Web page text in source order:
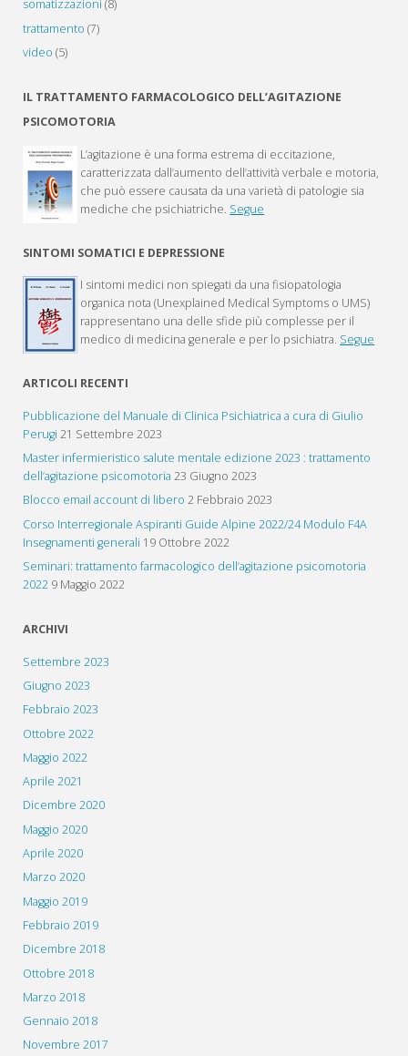
somatizzazioni (8)
trattamento (7)
video (5)
IL TRATTAMENTO FARMACOLOGICO DELL’AGITAZIONE
PSICOMOTORIA
L’agitazione è una forma estrema di eccitazione,
caratterizzata dall’aumento dell’attività verbale e motoria,
che può essere causata da una varietà di patologie sia
mediche che psichiatriche. Segue
SINTOMI SOMATICI E DEPRESSIONE
I sintomi medici non spiegati da una fisiopatologia
organica nota (Unexplained Medical Symptoms o UMS)
rappresentano una delle sfide più complesse per il
medico di medicina generale e per lo psichiatra. Segue
ARTICOLI RECENTI
Pubblicazione del Manuale di Clinica Psichiatrica a cura di Giulio
Perugi 21 Settembre 2023
Master infermieristico salute mentale edizione 2023 : trattamento
dell’agitazione psicomotoria 23 Giugno 2023
Blocco email account di libero 2 Febbraio 2023
Corso Interregionale Aspiranti Guide Alpine 2022/24 Modulo F4A
Insegnamenti generali 19 Ottobre 2022
Seminari: trattamento farmacologico dell’agitazione psicomotoria
2022 9 Maggio 2022
ARCHIVI
Settembre 2023
Giugno 2023
Febbraio 2023
Ottobre 2022
Maggio 2022
Aprile 2021
Dicembre 2020
Maggio 2020
Aprile 2020
Marzo 2020
Maggio 2019
Febbraio 2019
Dicembre 2018
Ottobre 2018
Marzo 2018
Gennaio 2018
Novembre 2017